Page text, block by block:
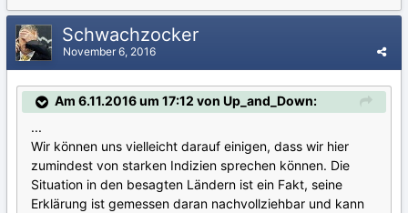
Schwachzocker
November 6, 2016
Am 6.11.2016 um 17:12 von Up_and_Down:
...
Wir können uns vielleicht darauf einigen, dass wir hier
zumindest von starken Indizien sprechen können. Die
Situation in den besagten Ländern ist ein Fakt, seine
Erklärung ist gemessen daran nachvollziehbar und kann